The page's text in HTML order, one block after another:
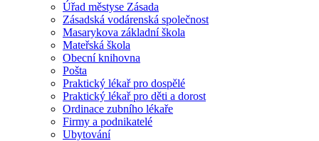
Úřad městyse Zásada
Zásadská vodárenská společnost
Masarykova základní škola
Mateřská škola
Obecní knihovna
Pošta
Praktický lékař pro dospělé
Praktický lékař pro děti a dorost
Ordinace zubního lékaře
Firmy a podnikatelé
Ubytování